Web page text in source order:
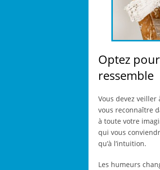
Optez
ressemble
Vous devez veiller
vous reconnaître
à toute votre
qui vous
qu’à l’intuition.
Les humeurs